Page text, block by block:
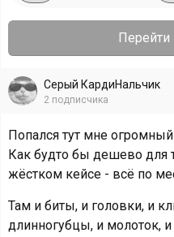
Перейти
Серый КардиНальчик
2 подписчика
Попался тут мне
Как будто бы дешево для
жёстком кейсе - всё по
Там и биты, и головки, и
длинногубцы, и молоток,